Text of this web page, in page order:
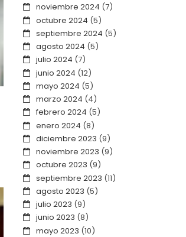
noviembre 2024 (7)
octubre 2024 (5)
septiembre 2024 (5)
agosto 2024 (5)
julio 2024 (7)
junio 2024 (12)
mayo 2024 (5)
marzo 2024 (4)
febrero 2024 (5)
enero 2024 (8)
diciembre 2023 (9)
noviembre 2023 (9)
octubre 2023 (9)
septiembre 2023 (11)
agosto 2023 (5)
julio 2023 (9)
junio 2023 (8)
mayo 2023 (10)